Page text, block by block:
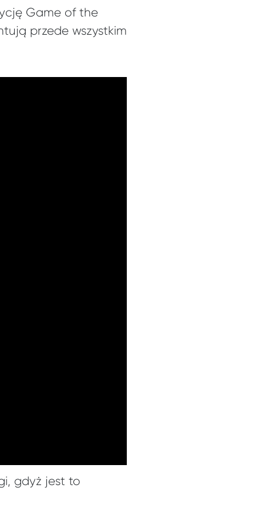
Game of the
przede wszystkim
gdyż jest to